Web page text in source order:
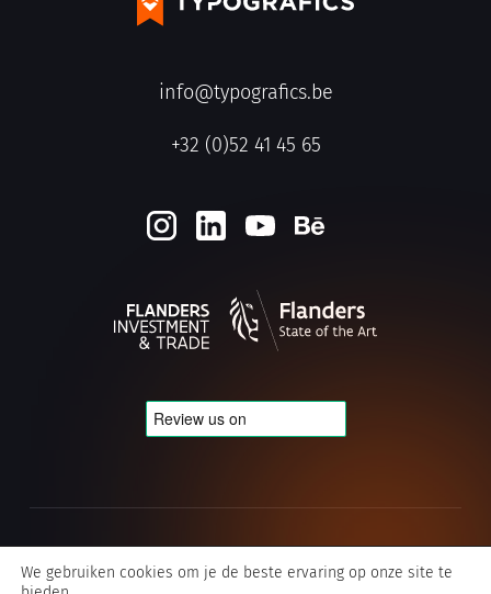
info@typografics.be
+32 (0)52 41 45 65
We gebruiken cookies om je de beste ervaring op onze site te